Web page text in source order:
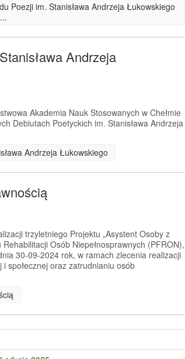
Poezji im. Stanisława Andrzeja Łukowskiego
Andrzeja
Akademia Nauk Stosowanych w Chełmie
Debiutach Poetyckich im. Stanisława Andrzeja
Andrzeja Łukowskiego
trzyletniego Projektu „Asystent Osoby z
Osób Niepełnosprawnych (PFRON),
30-09-2024 rok, w ramach zlecenia realizacji
społecznej oraz zatrudnianiu osób